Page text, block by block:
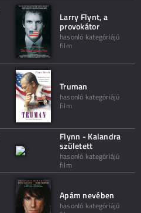
Larry Flynt, a
provokátor
hasonló kategóriájú
film
Truman
hasonló kategóriájú
film
Flynn - Kalandra
született
hasonló kategóriájú
film
Apám nevében
hasonló kategóriájú